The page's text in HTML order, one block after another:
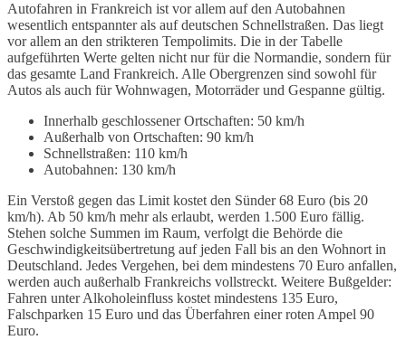
Autofahren in Frankreich ist vor allem auf den Autobahnen
wesentlich entspannter als auf deutschen Schnellstraßen. Das liegt
vor allem an den strikteren Tempolimits. Die in der Tabelle
aufgeführten Werte gelten nicht nur für die Normandie, sondern für
das gesamte Land Frankreich. Alle Obergrenzen sind sowohl für
Autos als auch für Wohnwagen, Motorräder und Gespanne gültig.
Innerhalb geschlossener Ortschaften: 50 km/h
Außerhalb von Ortschaften: 90 km/h
Schnellstraßen: 110 km/h
Autobahnen: 130 km/h
Ein Verstoß gegen das Limit kostet den Sünder 68 Euro (bis 20
km/h). Ab 50 km/h mehr als erlaubt, werden 1.500 Euro fällig.
Stehen solche Summen im Raum, verfolgt die Behörde die
Geschwindigkeitsübertretung auf jeden Fall bis an den Wohnort in
Deutschland. Jedes Vergehen, bei dem mindestens 70 Euro anfallen,
werden auch außerhalb Frankreichs vollstreckt. Weitere Bußgelder:
Fahren unter Alkoholeinfluss kostet mindestens 135 Euro,
Falschparken 15 Euro und das Überfahren einer roten Ampel 90
Euro.